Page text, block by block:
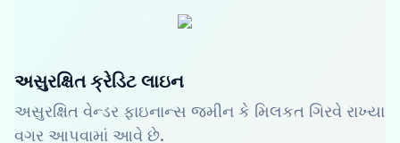
અસુરક્ષિત ક્રેડિટ લાઇન
અસુરક્ષિત વેન્ડર ફાઇનાન્સ જમીન કે મિલકત ગિરવે રાખ્યા
વગર આપવામાં આવે છે.